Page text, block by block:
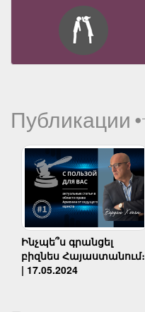
Публикации•
Ինչպե՞ս գրանցել
բիզնես Հայաստանում։
| 17.05.2024